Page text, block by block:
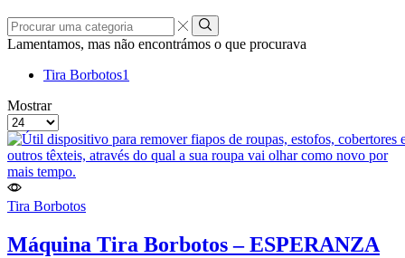
uma
categoria
Lamentamos, mas não encontrámos o que procurava
Tira Borbotos1
grelha
de
4
colunas
Lista
Mostrar
Produtos
por
Página
Tira Borbotos
Máquina Tira Borbotos – ESPERANZA